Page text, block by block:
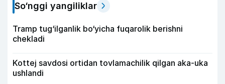
So‘nggi yangiliklar
Tramp tug‘ilganlik bo‘yicha fuqarolik berishni
chekladi
Kottej savdosi ortidan tovlamachilik qilgan aka-uka
ushlandi